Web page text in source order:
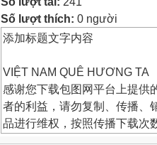
Số lượt thích: 0 người
添加标题文字内容
VIỆT NAM QUÊ HƯƠNG TA
感谢您下载包图网平台上提供
者的利益，请勿复制、传播、
品进行维权，按照传播下载次